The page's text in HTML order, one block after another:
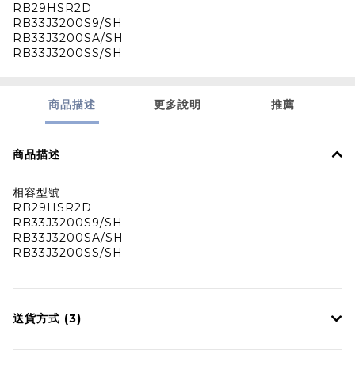
RB29HSR2D
RB33J3200S9/SH
RB33J3200SA/SH
RB33J3200SS/SH
商品描述 更多說明 推薦
商品描述
相容型號
RB29HSR2D
RB33J3200S9/SH
RB33J3200SA/SH
RB33J3200SS/SH
送貨方式 (3)